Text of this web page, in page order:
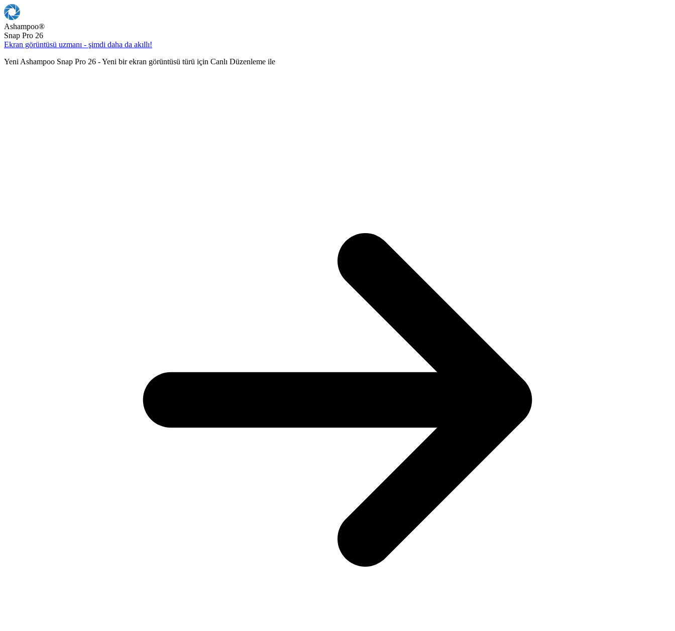
Ashampoo®
Snap Pro 26
Ekran görüntüsü uzmanı - şimdi daha da akıllı!
Yeni Ashampoo Snap Pro 26 - Yeni bir ekran görüntüsü türü için Canlı Düzenleme ile